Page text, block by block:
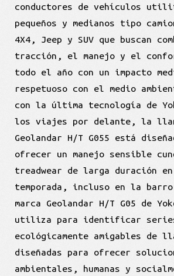
$664.900.
conductores de vehículos
pequeños y medianos tipo
4X4, Jeep y SUV que buscan
tracción, el manejo y el
todo el año con un impacto
respetuoso con el medio
con la última tecnología de
los viajes por delante, la
Geolandar H/T G055 está
ofrecer un manejo sensible
treadwear de larga duración en
temporada, incluso en la
marca Geolandar H/T G05 de
utiliza para identificar
ecológicamente amigables de
diseñadas para ofrecer
ambientales, humanas y